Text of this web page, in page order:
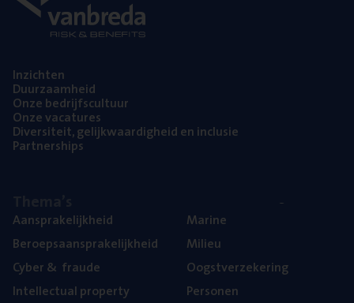
Inzich­ten
Duur­zaam­heid
Onze bedrijfs­cul­tuur
Onze vaca­tu­res
Diver­si­teit, gelijk­waar­dig­heid en inclusie
Part­ner­ships
Aan­spra­ke­lijk­heid
Beroeps­aan­spra­ke­lijk­heid
Cyber& fraude
Intel­lec­tu­al property
Mari­ne
Mili­eu
Oogst­ver­ze­ke­ring
Per­so­nen